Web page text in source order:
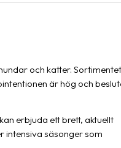
och katter.
är hög och
erbjuda ett brett, aktuellt
intensiva säsonger som